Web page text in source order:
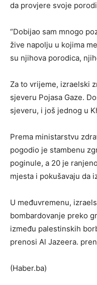
da provjere svoje
“Dobijao sam mnogo
žive napolju u kojima
su njihova porodica,
Za to vrijeme, izraelski
sjeveru Pojasa Gaze.
sjeveru, i još jednog u
Prema ministarstvu
pogodio je stambenu
poginule, a 20 je
mjesta i pokušavaju da
U međuvremenu,
bombardovanje preko
između palestinskih
prenosi Al Jazeera.
(Haber.ba)